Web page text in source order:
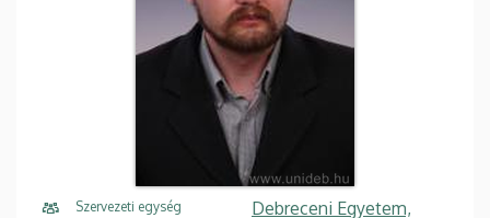
Szervezeti egység
Debreceni Egyetem,